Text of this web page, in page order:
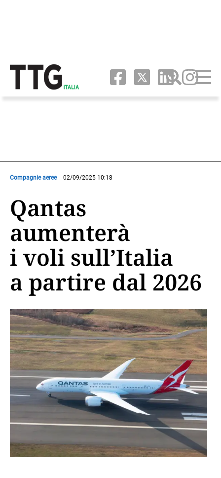
Compagnie aeree 02/09/2025 10:18
Qantas
aumenterà
i voli sull’Italia
a partire dal 2026